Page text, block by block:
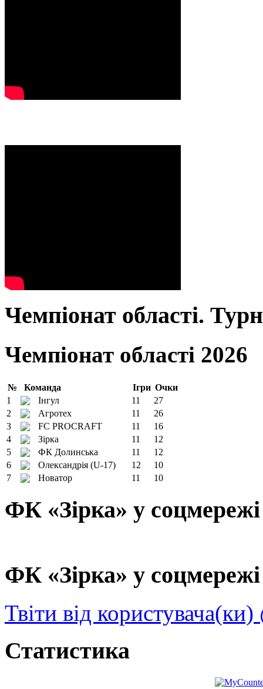
Чемпіонат області.
Чемпіонат області 2026
№ Команда Ігри Очки
1
Інгул 11
27
2
Агротех 11
26
3
FC PROCRAFT 11
16
4
Зірка 11
12
5
ФК Долинська 11
12
6
Олександрія (U-17) 12
10
7
Новатор 11 10
ФК «Зірка» у
ФК «Зірка» у
Твіти від
Статистика